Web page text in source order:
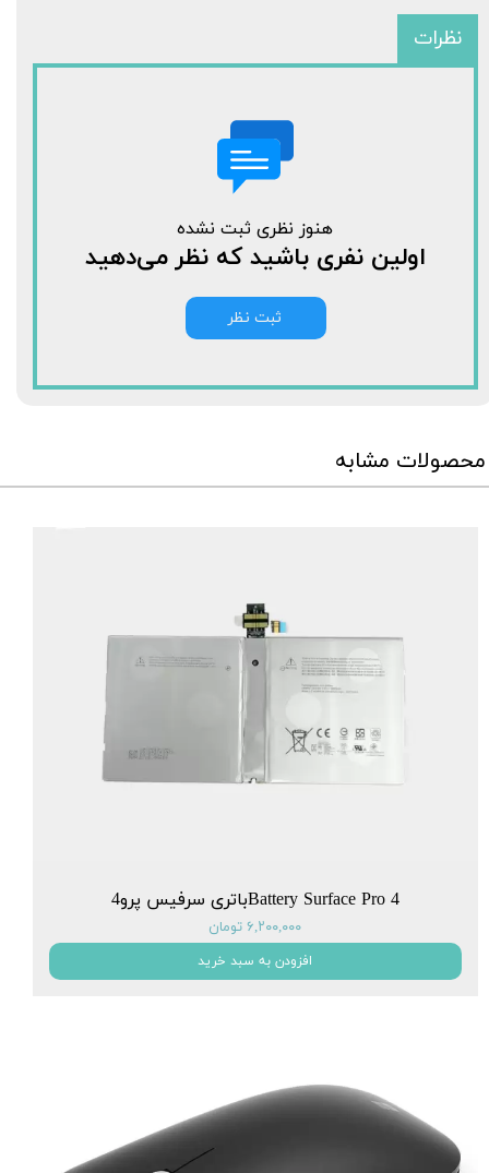
نظرات
هنوز نظری ثبت نشده
اولین نفری باشید که نظر می‌دهید
ثبت نظر
محصولات مشابه
Battery Surface Pro 4باتری سرفیس پرو4
۶,۲۰۰,۰۰۰ تومان
افزودن به سبد خرید